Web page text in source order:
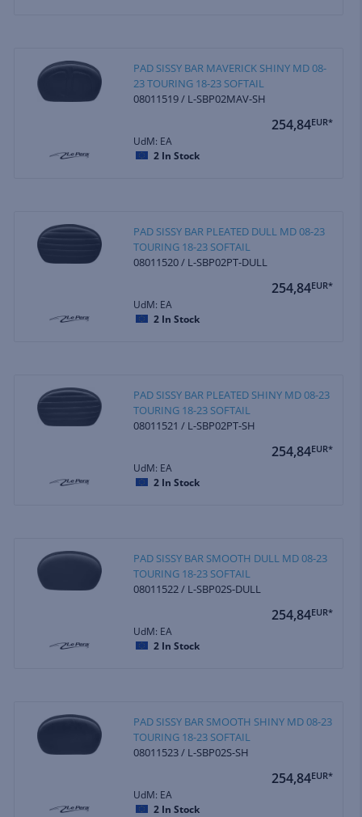
PAD SISSY BAR MAVERICK SHINY MD 08-
23 TOURING 18-23 SOFTAIL
08011519 / L-SBP02MAV-SH
254,84EUR*
UdM: EA
2 In Stock
PAD SISSY BAR PLEATED DULL MD 08-23
TOURING 18-23 SOFTAIL
08011520 / L-SBP02PT-DULL
254,84EUR*
UdM: EA
2 In Stock
PAD SISSY BAR PLEATED SHINY MD 08-23
TOURING 18-23 SOFTAIL
08011521 / L-SBP02PT-SH
254,84EUR*
UdM: EA
2 In Stock
PAD SISSY BAR SMOOTH DULL MD 08-23
TOURING 18-23 SOFTAIL
08011522 / L-SBP02S-DULL
254,84EUR*
UdM: EA
2 In Stock
PAD SISSY BAR SMOOTH SHINY MD 08-23
TOURING 18-23 SOFTAIL
08011523 / L-SBP02S-SH
254,84EUR*
UdM: EA
2 In Stock